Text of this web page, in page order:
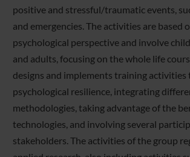
positive and stressful/traumatic events,
and emergencies. The activities are based
psychological perspective and involve
and adults, focusing on the whole life
designs and implements training activities
psychological resilience, integrating
methodologies, taking advantage of the
technologies, and involving several
stakeholders. The activities of the group